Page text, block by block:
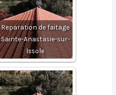
Reparation de faitage
Sainte-Anastasie-sur-
Issole